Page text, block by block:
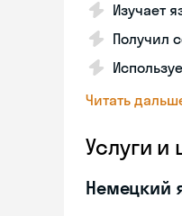
Изучает
Получил
Читать
Услуги и
Немецкий